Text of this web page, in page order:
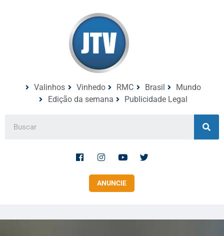
Valinhos Vinhedo RMC Brasil
Mundo
Edição da semana
Publicidade Legal
ANUNCIE